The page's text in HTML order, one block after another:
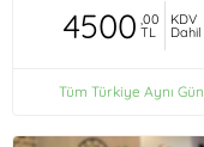
4500 ,00
TL
KDV
Dahil
Tüm Türkiye Aynı Gün